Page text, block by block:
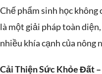
Chế phẩm sinh học không
là một giải pháp toàn
nhiều khía cạnh của nông
Cải Thiện Sức Khỏe Đất